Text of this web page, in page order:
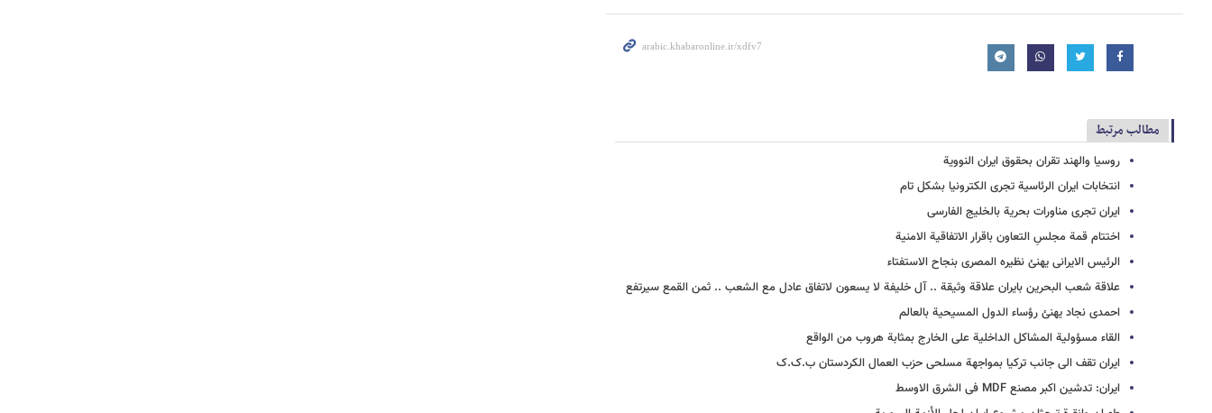
مطالب مرتبط
روسیا والهند تقران بحقوق ایران النوویة
انتخابات ایران الرئاسیة تجری الکترونیا بشکل تام
ایران تجری مناورات بحریة بالخلیج الفارسی
اختتام قمة مجلسِ التعاون باقرار الاتفاقیة الامنیة
الرئیس الایرانی یهنئ نظیره المصری بنجاح الاستفتاء
علاقة شعب البحرین بایران علاقة وثیقة .. آل خلیفة لا یسعون لاتفاق عادل مع الشعب .. ثمن القمع سیرتفع
احمدی نجاد یهنئ رؤساء الدول المسیحیة بالعالم
القاء مسؤولیة المشاکل الداخلیة علی الخارج بمثابة هروب من الواقع
ایران تقف الی جانب ترکیا بمواجهة مسلحی حزب العمال الکردستان ب.ک.ک
ایران: تدشین اکبر مصنع MDF فی الشرق الاوسط